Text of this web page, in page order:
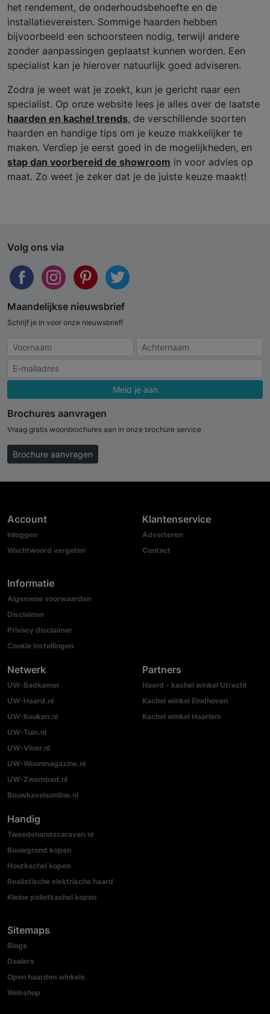
het rendement, de onderhoudsbehoefte en de
installatievereisten. Sommige haarden hebben
bijvoorbeeld een schoorsteen nodig, terwijl andere
zonder aanpassingen geplaatst kunnen worden. Een
specialist kan je hierover natuurlijk goed adviseren.
Zodra je weet wat je zoekt, kun je gericht naar een
specialist. Op onze website lees je alles over de laatste
haarden en kachel trends, de verschillende soorten
haarden en handige tips om je keuze makkelijker te
maken. Verdiep je eerst goed in de mogelijkheden, en
stap dan voorbereid de showroom in voor advies op
maat. Zo weet je zeker dat je de juiste keuze maakt!
Volg ons via
Maandelijkse nieuwsbrief
Schrijf je in voor onze nieuwsbrief!
Meld je aan
Brochures aanvragen
Vraag gratis woonbrochures aan in onze brochure service
Brochure aanvragen
Account
Inloggen
Wachtwoord vergeten
Informatie
Algemene voorwaarden
Disclaimer
Privacy disclaimer
Cookie instellingen
Klantenservice
Adverteren
Contact
Netwerk
UW-Badkamer
UW-Haard.nl
UW-Keuken.nl
UW-Tuin.nl
UW-Vloer.nl
UW-Woonmagazine.nl
UW-Zwembad.nl
Bouwkavelsonline.nl
Partners
Haard - kachel winkel Utrecht
Kachel winkel Eindhoven
Kachel winkel Haarlem
Handig
Tweedehandscaravan.nl
Bouwgrond kopen
Houtkachel kopen
Realistische elektrische haard
Kleine pelletkachel kopen
Sitemaps
Blogs
Dealers
Open haarden winkels
Webshop